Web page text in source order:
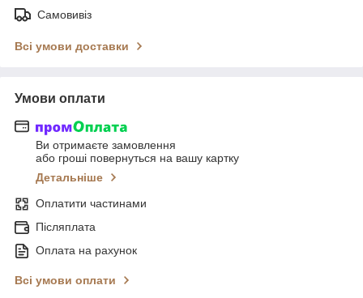
Самовивіз
Всі умови доставки
Умови оплати
Ви отримаєте замовлення
або гроші повернуться на вашу картку
Детальніше
Оплатити частинами
Післяплата
Оплата на рахунок
Всі умови оплати